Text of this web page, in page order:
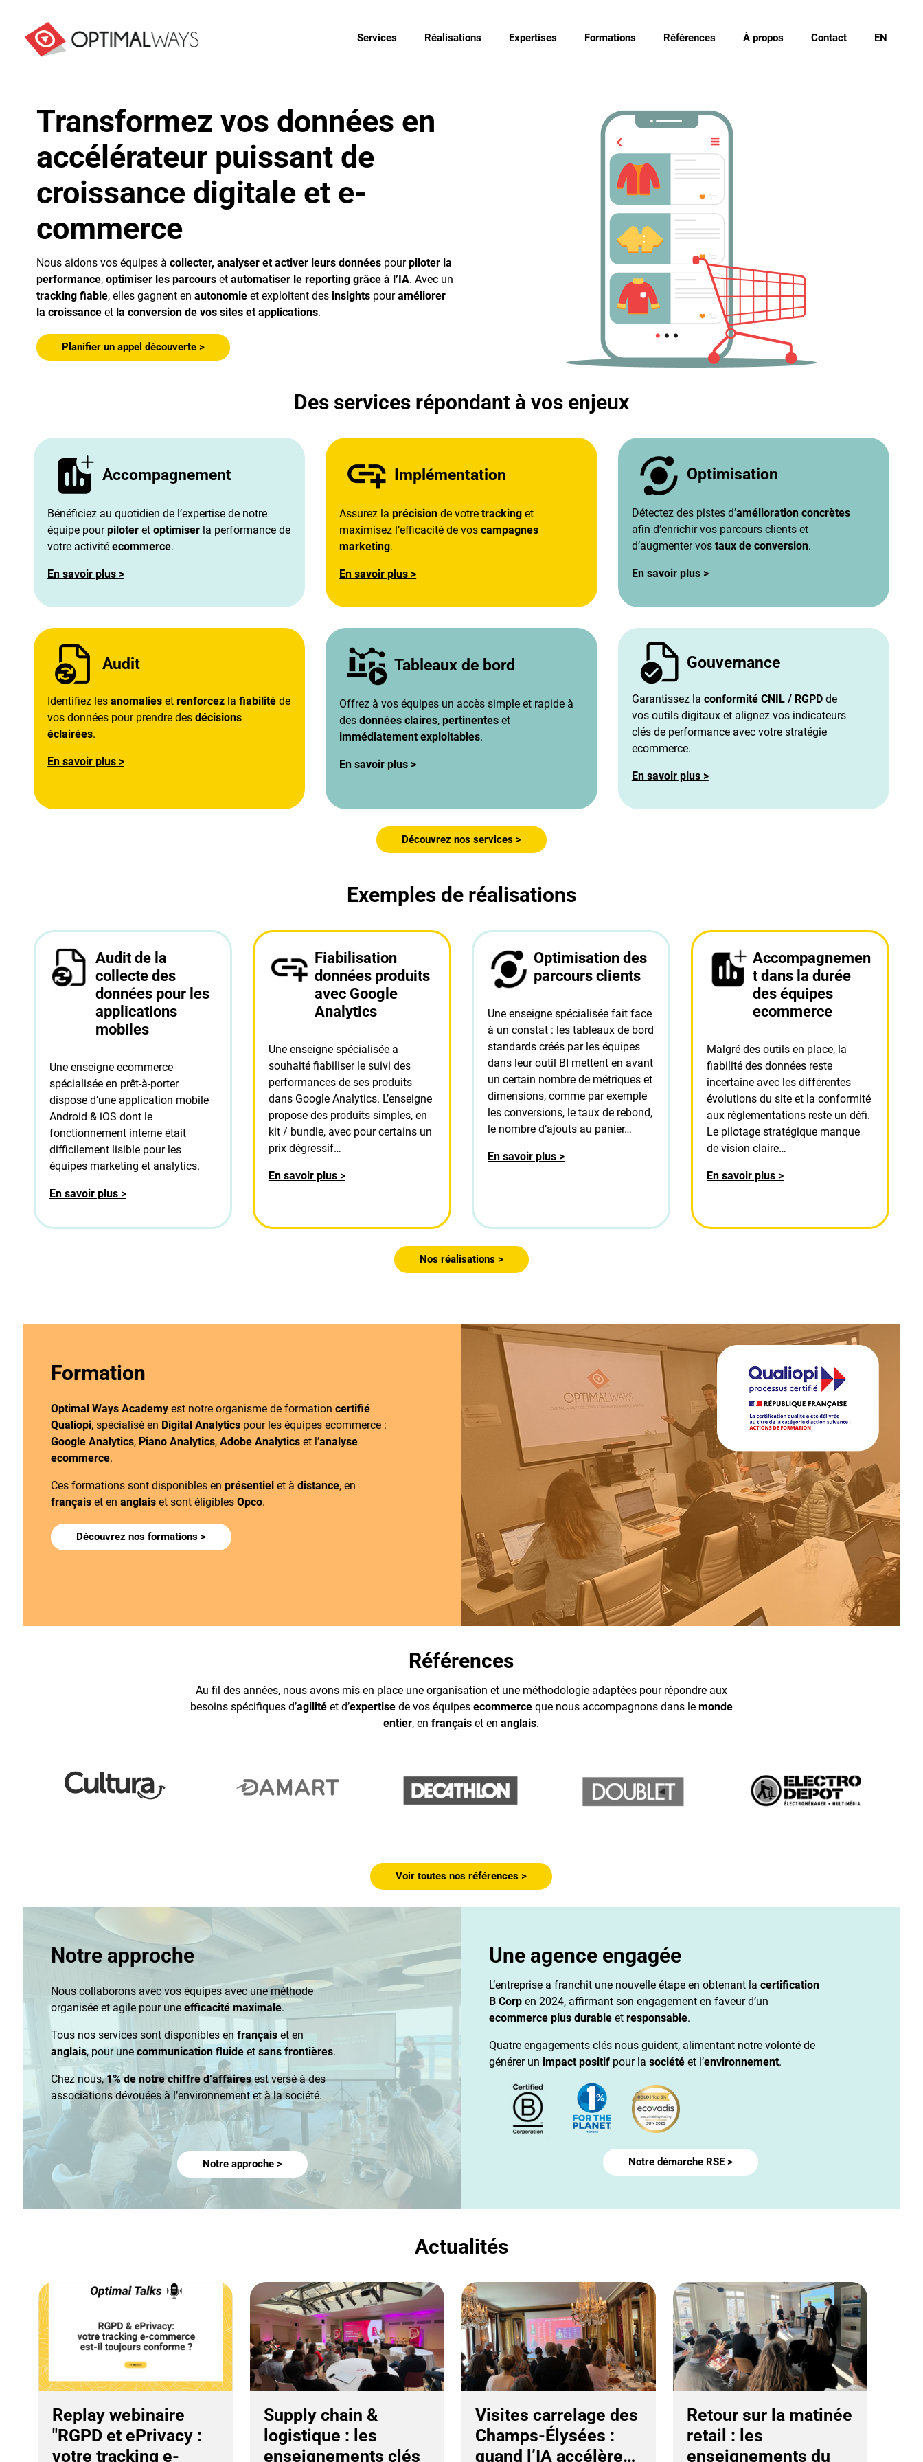
Services Réalisations Expertises Formations Références À propos Contact EN
Transformez vos données en
accélérateur puissant de
croissance digitale et e-
commerce
Nous aidons vos équipes àcollecter, analyser et activer leurs données pourpiloter la
performance,optimiser les parcours etautomatiser le reporting grâce à l’IA. Avec un
tracking fiable, elles gagnent enautonomie et exploitent des insights pouraméliorer
la croissanceet la conversion de vos sites et applications.
Planifier un appel découverte >
Des services répondant à vos enjeux
Accompagnement
Bénéficiez au quotidien de l’expertise de notre
équipe pourpiloteret optimiserla performance de
votre activité ecommerce.
En savoir plus >
Implémentation
Assurez laprécision de votretracking et
maximisez l’efficacité de voscampagnes
marketing.
En savoir plus >
Optimisation
Détectez des pistes d’amélioration concrètes
afin d’enrichir vos parcours clients et
d’augmenter vos taux de conversion.
En savoir plus >
Audit
Identifiez les anomalieset renforcez la fiabilitéde
vos données pour prendre des décisions
éclairées.
En savoir plus >
Tableaux de bord
Offrez à vos équipes un accès simple et rapide à
desdonnées claires,pertinentes et
immédiatement exploitables.
En savoir plus >
Gouvernance
Garantissez la conformité CNIL / RGPDde
vos outils digitaux et alignez vos indicateurs
clés de performance avec votre stratégie
ecommerce.
En savoir plus >
Découvrez nos services >
Exemples de réalisations
Audit de la
collecte des
données pour les
applications
mobiles
Une enseigne ecommerce
spécialisée en prêt-à-porter
dispose d’une application mobile
Android & iOS dont le
fonctionnement interne était
difficilement lisible pour les
équipes marketing et analytics.
En savoir plus >
Fiabilisation
données produits
avec Google
Analytics
Une enseigne spécialisée a
souhaité fiabiliser le suivi des
performances de ses produits
dans Google Analytics. L’enseigne
propose des produits simples, en
kit / bundle, avec pour certains un
prix dégressif…
En savoir plus >
Optimisation des
parcours clients
Une enseigne spécialisée fait face
à un constat : les tableaux de bord
standards créés par les équipes
dans leur outil BI mettent en avant
un certain nombre de métriques et
dimensions, comme par exemple
les conversions, le taux de rebond,
le nombre d’ajouts au panier…
En savoir plus >
Accompagnemen
t dans la durée
des équipes
ecommerce
Malgré des outils en place, la
fiabilité des données reste
incertaine avec les différentes
évolutions du site et la conformité
aux réglementations reste un défi.
Le pilotage stratégique manque
de vision claire…
En savoir plus >
Nos réalisations >
Formation
Optimal Ways Academyest notre organisme de formation certifié
Qualiopi, spécialisé en Digital Analyticspour les équipes ecommerce :
Google Analytics, Piano Analytics, Adobe Analyticset l’analyse
ecommerce.
Ces formations sont disponibles en présentielet à distance, en
françaiset en anglaiset sont éligibles Opco.
Découvrez nos formations >
Références
Au fil des années, nous avons mis en place une organisation et une méthodologie adaptées pour répondre aux
besoins spécifiques d’agilitéet d’expertisede vos équipes ecommerceque nous accompagnons dans le monde
entier, enfrançais et enanglais.
Voir toutes nos références >
Notre approche
Nous collaborons avec vos équipes avec une méthode
organisée et agile pour une efficacité maximale.
Tous nos services sont disponibles en françaiset en
anglais, pour une communication fluideetsans frontières.
Chez nous,1% de notre chiffre d’affairesest versé à des
associations dévouées à l’environnement et à la société.
Notre approche >
Une agence engagée
L’entreprise a franchit une nouvelle étape en obtenant la certification
B Corpen 2024, affirmant son engagement en faveur d’un
ecommerce plus durableet responsable.
Quatre engagements clés nous guident, alimentant notre volonté de
générer un impact positifpour la sociétéet l’environnement.
Notre démarche RSE >
Actualités
Replay webinaire
"RGPD et ePrivacy :
votre tracking e-
Supply chain &
logistique : les
enseignements clés
Visites carrelage des
Champs-Élysées :
quand l’IA accélère…
Retour sur la matinée
retail : les
enseignements du